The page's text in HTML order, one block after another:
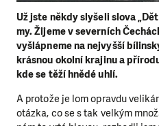
Už jste někdy slyšeli slova
my. Žijeme v severních
vyšlápneme na nejvyšší
krásnou okolní krajinu a
kde se těží hnědé uhlí.
A protože je lom opravdu
otázka, co se s tak velkým